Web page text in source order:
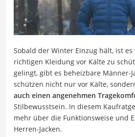
Sobald der Winter Einzug hält, ist
richtigen Kleidung vor Kälte zu
gelingt, gibt es beheizbare Männer-
schützen nicht nur vor Kälte,
auch einen angenehmen
Stilbewusstsein. In diesem
mehr über die Funktionsweise und
Herren-Jacken.